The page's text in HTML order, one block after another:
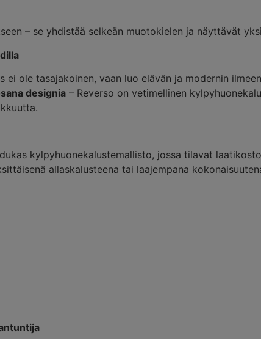
– se yhdistää selkeän muotokielen ja näyttävät
ei ole tasajakoinen, vaan luo elävän ja modernin
designia – Reverso on vetimellinen
kylpyhuonekalustemallisto, jossa tilavat
allaskalusteena tai laajempana